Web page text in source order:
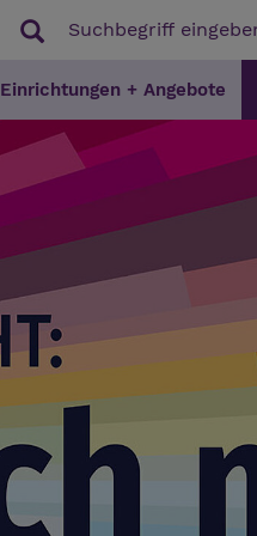
Einrichtungen + Angebote